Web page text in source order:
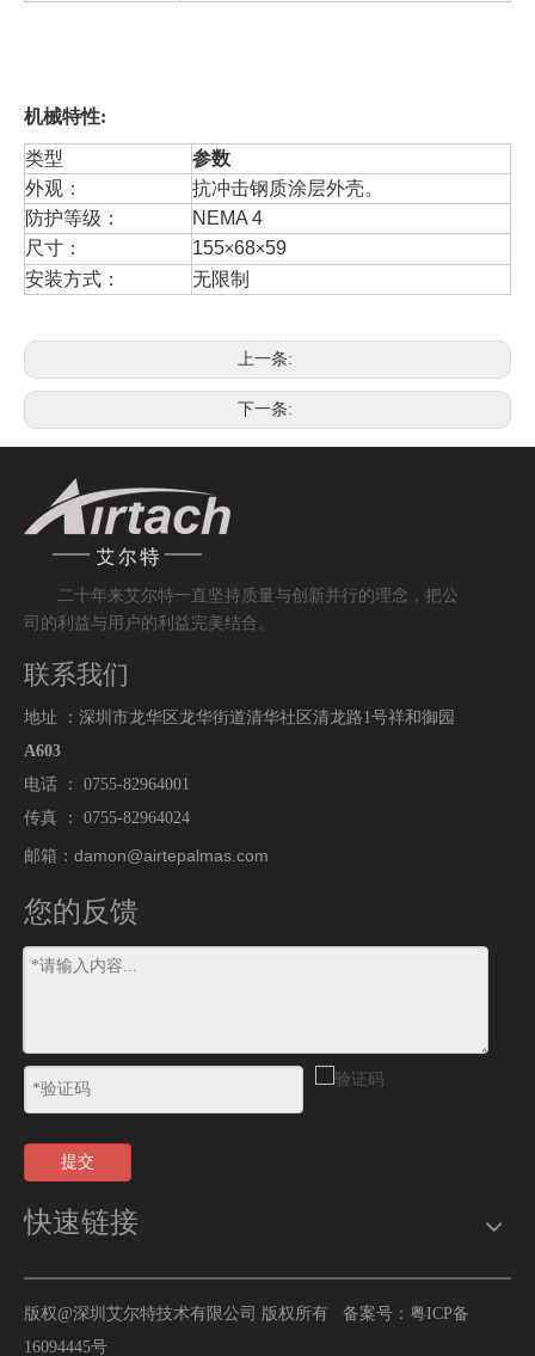
机械特性:
类型
参数
外观：
抗冲击钢质涂层外壳。
防护等级：
NEMA 4
尺寸：
155×68×59
安装方式：
无限制
上一条:
下一条:
二十年来艾尔特一直坚持 质量与创新并行的理念，把公
司的利益与用户的利益完美结合。
联系我们
地址 ：深圳市龙华区龙华街道清华社区清龙路1号祥和御园
A603
电话 ： 0755-82964001
传真 ： 0755-82964024
邮箱： damon@airtepalmas.com
您的反馈
提交
快速链接
版权@深圳艾尔特技术有限公司 版权所有 备案号： 粤ICP备
16094445号